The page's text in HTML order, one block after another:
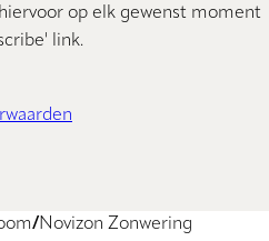
op elk gewenst moment
link.
Novizon Zonwering